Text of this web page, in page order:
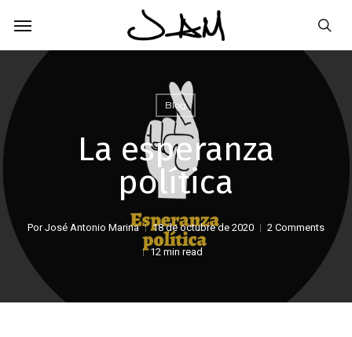
content
Blog
La esperanza
política
Por José Antonio Marina 18 de octubre de 2020 2 Comments
12 min read